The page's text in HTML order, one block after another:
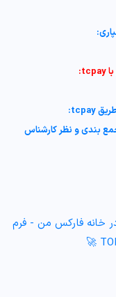
خانه فارکس من - فرم